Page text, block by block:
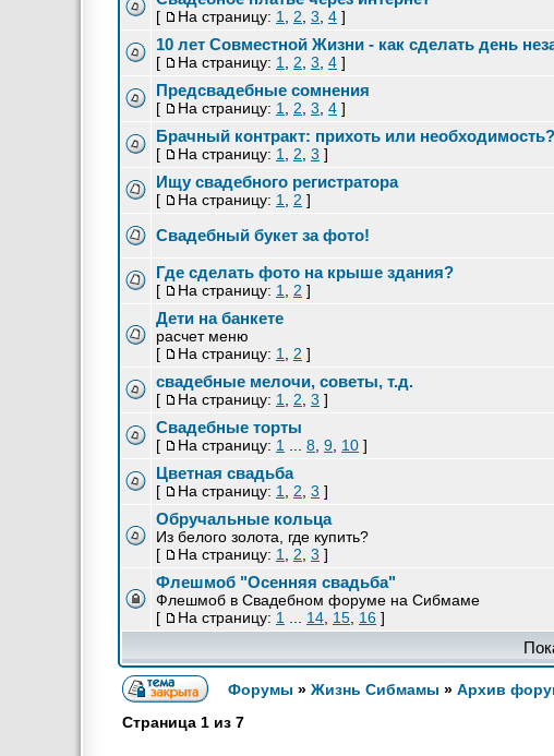
[ На страницу: 1 2 3 4 ]
10 лет Совместной Жизни - как сделать день
[ На страницу: 1 2 3 4 ]
Предсвадебные сомнения
[ На страницу: 1 2 3 4 ]
Брачный контракт: прихоть или необходимость?
[ На страницу: 1 2 3 ]
Ищу свадебного регистратора
[ На страницу: 1 2 ]
Свадебный букет за фото!
Где сделать фото на крыше здания?
[ На страницу: 1 2 ]
Дети на банкете
расчет меню
[
На страницу: 1 2 ]
свадебные мелочи, советы, т.д.
[ На страницу: 1 2 3 ]
Свадебные торты
[ На страницу: 1 8 9 10 ]
Цветная свадьба
[ На страницу: 1 2 3 ]
Обручальные кольца
Из белого золота, где купить?
[
На страницу: 1 2 3 ]
Флешмоб "Осенняя свадьба"
Флешмоб в Свадебном форуме на Сибмаме
[
На страницу: 1 14 15 16 ]
Форумы » Жизнь Сибмамы » Архив
Страница 1 из 7